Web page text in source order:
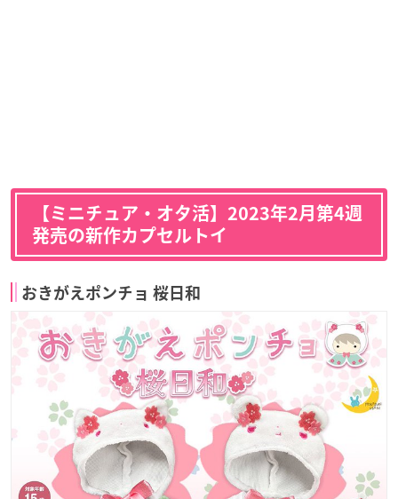
【ミニチュア・オタ活】2023年2月第4週
発売の新作カプセルトイ
おきがえポンチョ 桜日和